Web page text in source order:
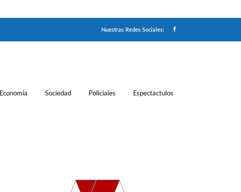
Nuestras Redes Sociales:
Economia Sociedad Policiales Espectactulos